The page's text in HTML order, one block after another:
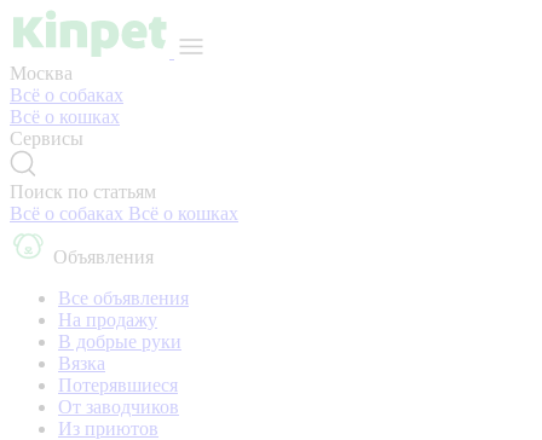
Москва
Всё о собаках
Всё о кошках
Сервисы
Поиск по статьям
Всё о собаках Всё о кошках
Объявления
Все объявления
На продажу
В добрые руки
Вязка
Потерявшиеся
От заводчиков
Из приютов